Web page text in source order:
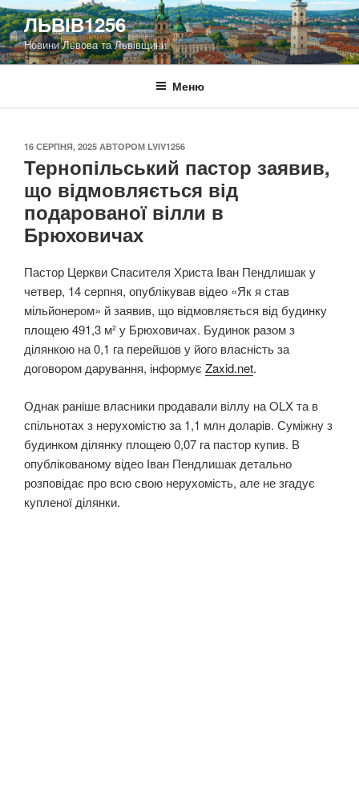
Перейти
до
вмісту
ЛЬВІВ1256
Новини Львова та Львівщини
Меню
ОПУБЛІКОВАНО
16 СЕРПНЯ, 2025 АВТОРОМ LVIV1256
Тернопільський пастор заявив,
що відмовляється від
подарованої вілли в
Брюховичах
Пастор Церкви Спасителя Христа Іван Пендлишак у
четвер, 14 серпня, опублікував відео «Як я став
мільйонером» й заявив, що відмовляється від будинку
площею 491,3 м² у Брюховичах. Будинок разом з
ділянкою на 0,1 га перейшов у його власність за
договором дарування, інформує Zaxid.net.
Однак раніше власники продавали віллу на OLX та в
спільнотах з нерухомістю за 1,1 млн доларів. Суміжну з
будинком ділянку площею 0,07 га пастор купив. В
опублікованому відео Іван Пендлишак детально
розповідає про всю свою нерухомість, але не згадує
купленої ділянки.